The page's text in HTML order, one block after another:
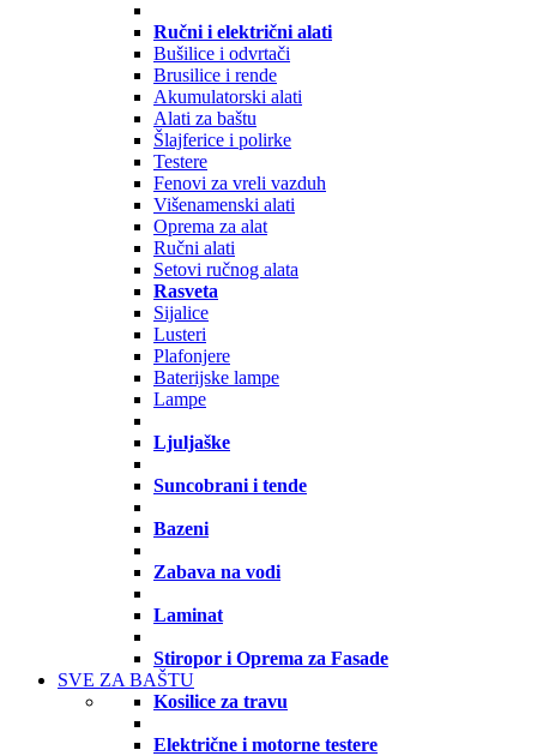
Ručni i električni alati
Bušilice i odvrtači
Brusilice i rende
Akumulatorski alati
Alati za baštu
Šlajferice i polirke
Testere
Fenovi za vreli vazduh
Višenamenski alati
Oprema za alat
Ručni alati
Setovi ručnog alata
Rasveta
Sijalice
Lusteri
Plafonjere
Baterijske lampe
Lampe
Ljuljaške
Suncobrani i tende
Bazeni
Zabava na vodi
Laminat
Stiropor i Oprema za Fasade
SVE ZA BAŠTU
Kosilice za travu
Električne i motorne testere